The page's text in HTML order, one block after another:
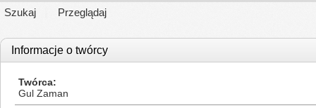
Szukaj Przeglądaj
Informacje o twórcy
Twórca
Gul Zaman